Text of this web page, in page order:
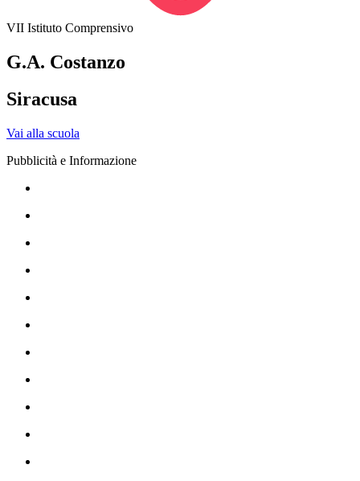
VII Istituto Comprensivo
G.A. Costanzo
Siracusa
Vai alla scuola
Pubblicità e Informazione